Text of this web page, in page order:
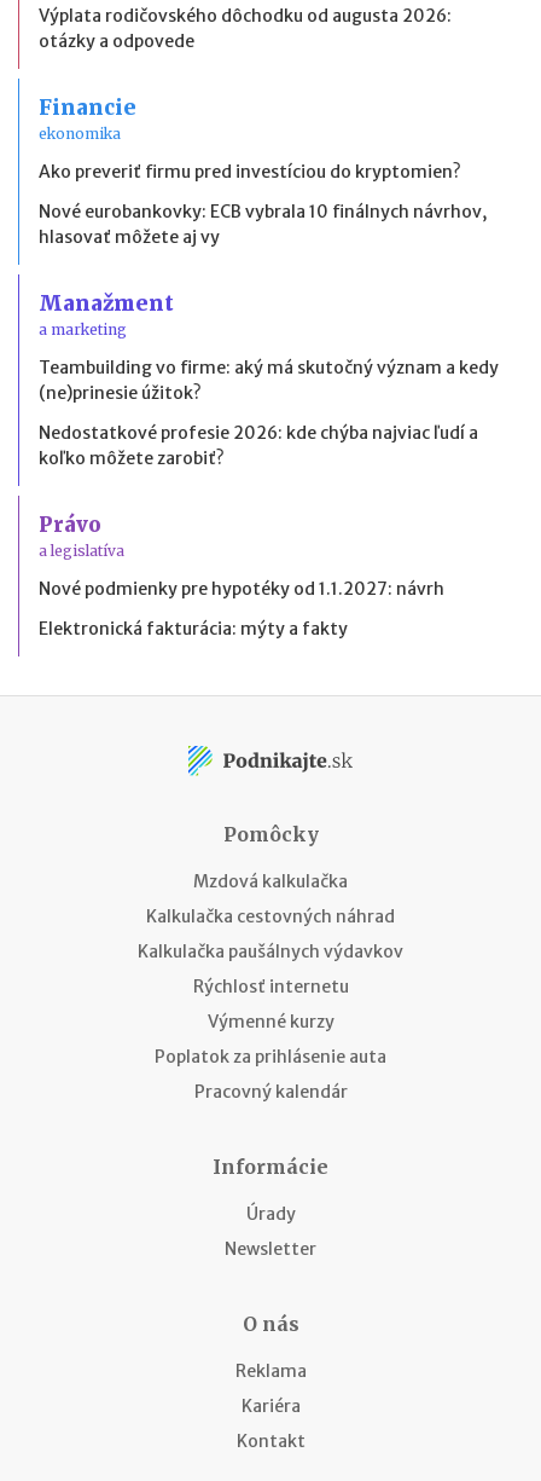
Výplata rodičovského dôchodku od augusta 2026:
otázky a odpovede
Financie
ekonomika
Ako preveriť firmu pred investíciou do kryptomien?
Nové eurobankovky: ECB vybrala 10 finálnych návrhov,
hlasovať môžete aj vy
Manažment
a marketing
Teambuilding vo firme: aký má skutočný význam a kedy
(ne)prinesie úžitok?
Nedostatkové profesie 2026: kde chýba najviac ľudí a
koľko môžete zarobiť?
Právo
a legislatíva
Nové podmienky pre hypotéky od 1.1.2027: návrh
Elektronická fakturácia: mýty a fakty
Pomôcky
Mzdová kalkulačka
Kalkulačka cestovných náhrad
Kalkulačka paušálnych výdavkov
Rýchlosť internetu
Výmenné kurzy
Poplatok za prihlásenie auta
Pracovný kalendár
Informácie
Úrady
Newsletter
O nás
Reklama
Kariéra
Kontakt